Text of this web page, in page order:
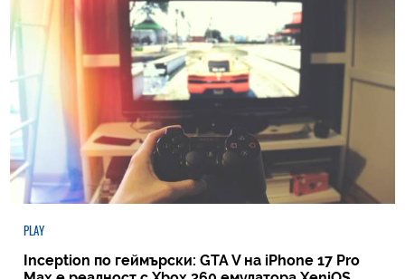
PLAY
Inception по геймърски: GTA V на iPhone 17 Pro